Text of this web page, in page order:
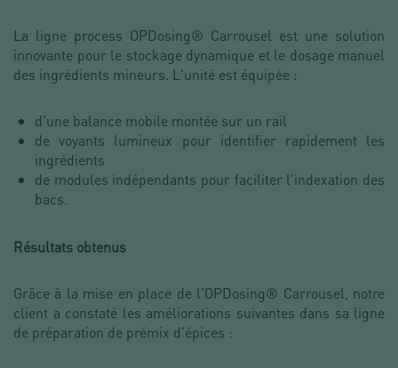
La ligne process OPDosing® Carrousel est une solution
innovante pour le stockage dynamique et le dosage manuel
des ingrédients mineurs. L'unité est équipée :
d'une balance mobile montée sur un rail
de voyants lumineux pour identifier rapidement les
ingrédients
de modules indépendants pour faciliter l'indexation des
bacs.
Résultats obtenus
Grâce à la mise en place de l'OPDosing® Carrousel, notre
client a constaté les améliorations suivantes dans sa ligne
de préparation de prémix d'épices :